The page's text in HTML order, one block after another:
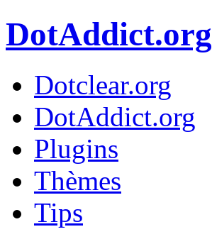
DotAddict.org
Dotclear.org
DotAddict.org
Plugins
Thèmes
Tips